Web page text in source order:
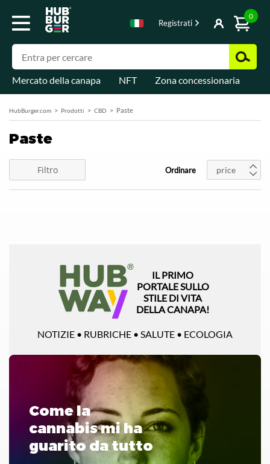
Registrati
0
Mercato della canapa NFT Zona concessionaria
HubBurger.com Prodotti CBD Paste
Paste
Filtro Ordinare price
IL PRIMO
PORTALE SULLO
STILE DI VITA
DELLA CANAPA!
NOTIZIE • RUBRICHE • SALUTE • ECOLOGIA
Come la
cannabis mi ha
guarito da tutto